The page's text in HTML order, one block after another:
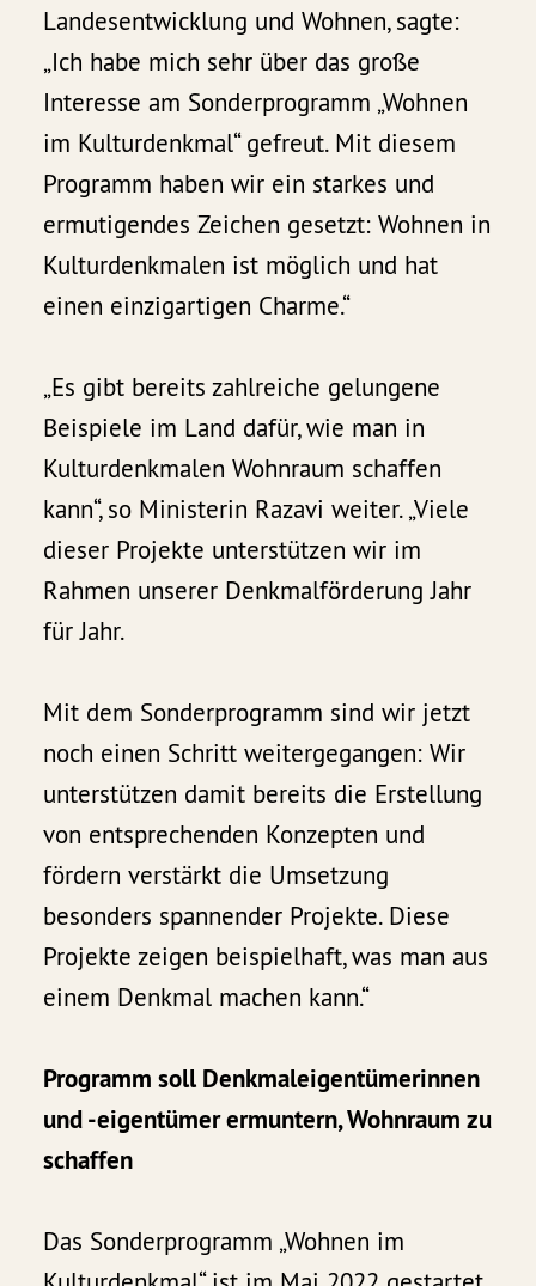
Landesentwicklung und Wohnen, sagte:
„Ich habe mich sehr über das große
Interesse am Sonderprogramm „Wohnen
im Kulturdenkmal“ gefreut. Mit diesem
Programm haben wir ein starkes und
ermutigendes Zeichen gesetzt: Wohnen in
Kulturdenkmalen ist möglich und hat
einen einzigartigen Charme.“
„Es gibt bereits zahlreiche gelungene
Beispiele im Land dafür, wie man in
Kulturdenkmalen Wohnraum schaffen
kann“, so Ministerin Razavi weiter. „Viele
dieser Projekte unterstützen wir im
Rahmen unserer Denkmalförderung Jahr
für Jahr.
Mit dem Sonderprogramm sind wir jetzt
noch einen Schritt weitergegangen: Wir
unterstützen damit bereits die Erstellung
von entsprechenden Konzepten und
fördern verstärkt die Umsetzung
besonders spannender Projekte. Diese
Projekte zeigen beispielhaft, was man aus
einem Denkmal machen kann.“
Programm soll Denkmaleigentümerinnen
und -eigentümer ermuntern, Wohnraum zu
schaffen
Das Sonderprogramm „Wohnen im